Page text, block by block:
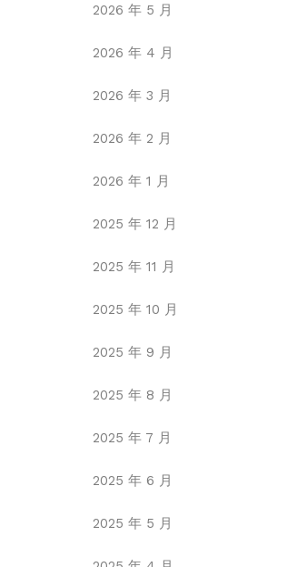
2026 年 5 月
2026 年 4 月
2026 年 3 月
2026 年 2 月
2026 年 1 月
2025 年 12 月
2025 年 11 月
2025 年 10 月
2025 年 9 月
2025 年 8 月
2025 年 7 月
2025 年 6 月
2025 年 5 月